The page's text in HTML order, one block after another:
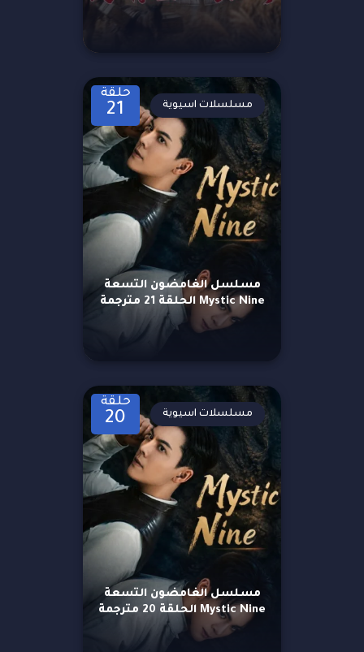
حلقة
21
مسلسل الغامضون التسعة
Mystic Nine الحلقة 21 مترجمة
مسلسلات اسيوية
حلقة
20
مسلسل الغامضون التسعة
Mystic Nine الحلقة 20 مترجمة
مسلسلات اسيوية